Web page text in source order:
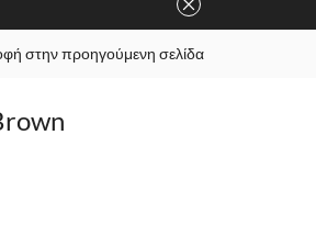
στην προηγούμενη σελίδα